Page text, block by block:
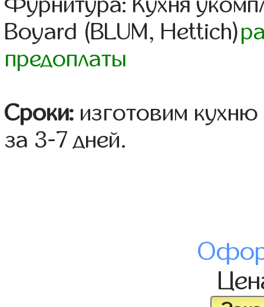
Фурнитура: Кухня
Boyard (BLUM, Hettich)
предоплаты
Сроки: изготовим
за 3-7 дней.